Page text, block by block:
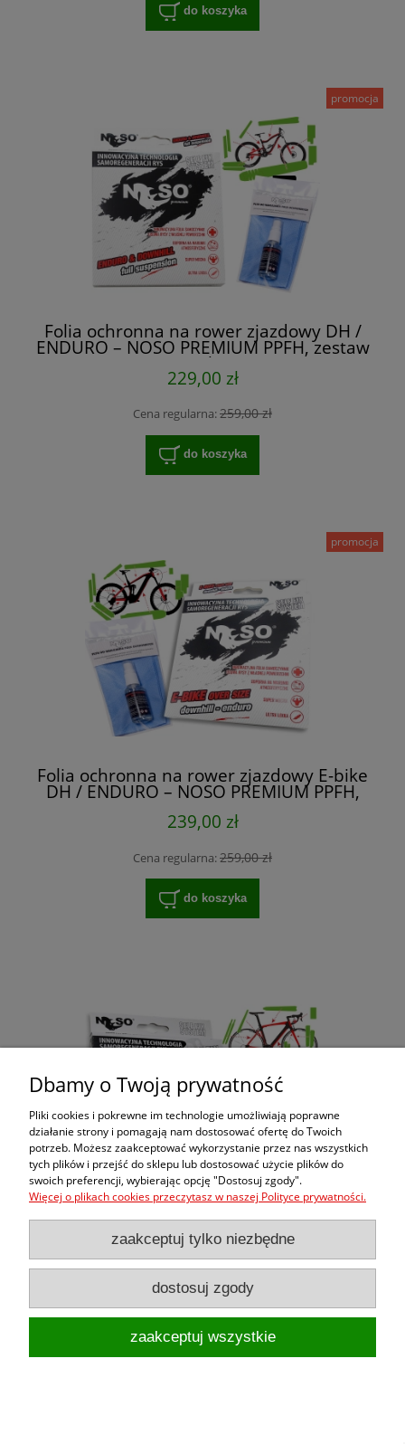
do koszyka
Folia ochronna na rower zjazdowy DH /
ENDURO – NOSO PREMIUM PPFH, zestaw
XXL na cały rower
229,00 zł
Cena regularna:259,00 zł
do koszyka
promocja
Folia ochronna na rower zjazdowy E-bike
DH / ENDURO – NOSO PREMIUM PPFH,
239,00 zł
Cena regularna:259,00 zł
do koszyka
promocja
Folia ochronna na rower SLIM Gravel /
Szosa – NOSO ELITE PPFU, zestaw XXL na
cały rower
319,00 zł
do koszyka
Dbamy o Twoją prywatność
Pliki cookies i pokrewne im technologie umożliwiają poprawne
działanie strony i pomagają nam dostosować ofertę do Twoich
potrzeb. Możesz zaakceptować wykorzystanie przez nas wszystkich
tych plików i przejść do sklepu lub dostosować użycie plików do
swoich preferencji, wybierając opcję "Dostosuj zgody".
Więcej o plikach cookies przeczytasz w naszej Polityce prywatności.
zaakceptuj tylko niezbędne
dostosuj zgody
zaakceptuj wszystkie